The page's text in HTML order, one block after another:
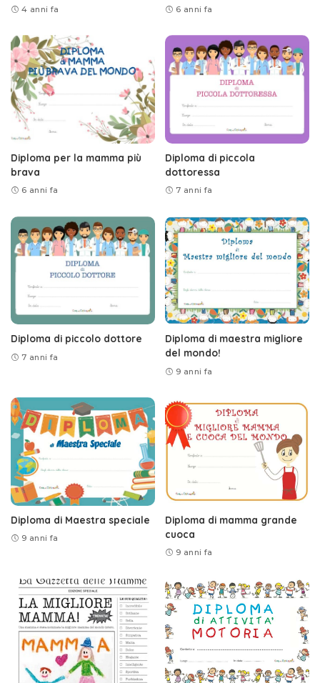
4 anni fa 6 anni fa
Diploma per la mamma più
brava
6 anni fa
Diploma di piccola
dottoressa
7 anni fa
Diploma di piccolo dottore
7 anni fa
Diploma di maestra migliore
del mondo!
9 anni fa
Diploma di Maestra speciale
9 anni fa
Diploma di mamma grande
cuoca
9 anni fa